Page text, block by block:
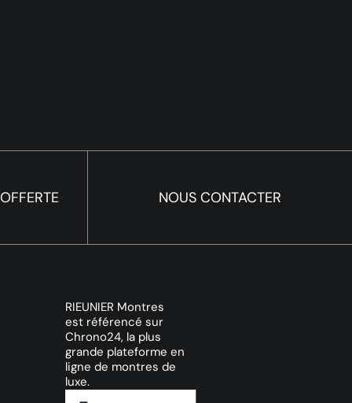
NOUS CONTACTER
RIEUNIER Montres
est référencé sur
Chrono24, la plus
grande plateforme en
ligne de montres de
luxe.